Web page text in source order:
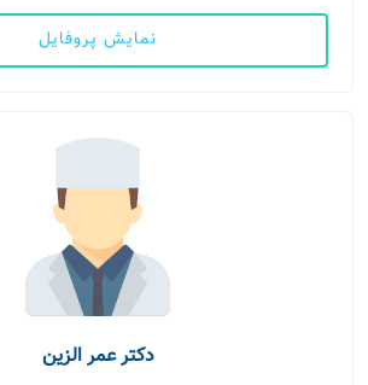
نمایش پروفایل
دکتر عمر الزین